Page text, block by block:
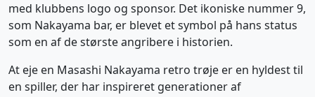
med klubbens logo og sponsor. Det ikoniske nummer 9,
som Nakayama bar, er blevet et symbol på hans status
som en af de største angribere i historien.
At eje en Masashi Nakayama retro trøje er en hyldest til
en spiller, der har inspireret generationer af